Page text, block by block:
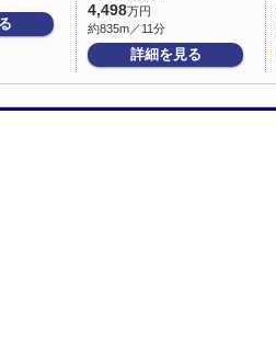
4,498万円
約835m／11分
詳細を見る